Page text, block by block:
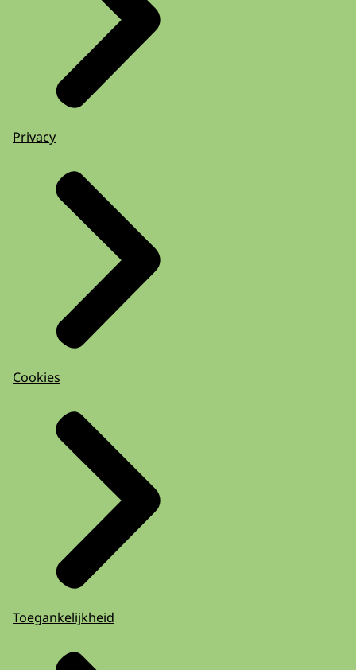
Privacy
Cookies
Toegankelijkheid